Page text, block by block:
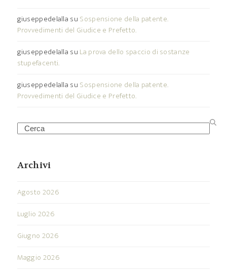
giuseppedelalla su Sospensione della patente.
Provvedimenti del Giudice e Prefetto.
giuseppedelalla su La prova dello spaccio di sostanze
stupefacenti.
giuseppedelalla su Sospensione della patente.
Provvedimenti del Giudice e Prefetto.
Search
Archivi
Agosto 2026
Luglio 2026
Giugno 2026
Maggio 2026